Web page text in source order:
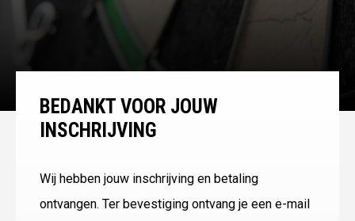
BEDANKT VOOR JOUW
INSCHRIJVING
Wij hebben jouw inschrijving en betaling
ontvangen. Ter bevestiging ontvang je een e-mail